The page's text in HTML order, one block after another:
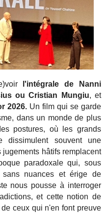
l'intégrale de Nanni
ou Cristian Mungiu, et
2026. Un film qui se garde
dans un monde de plus
postures, où les grands
dissimulent souvent une
hâtifs remplacent
paradoxale qui, sous
sans nuances et érige de
nous pousse à interroger
et cette notion de
ceux qui n'en font preuve